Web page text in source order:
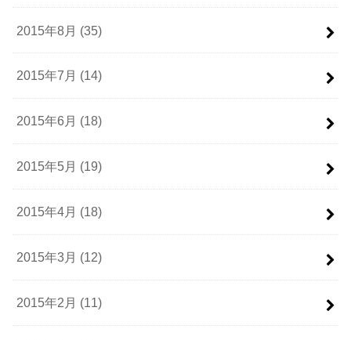
2015年8月 (35)
2015年7月 (14)
2015年6月 (18)
2015年5月 (19)
2015年4月 (18)
2015年3月 (12)
2015年2月 (11)